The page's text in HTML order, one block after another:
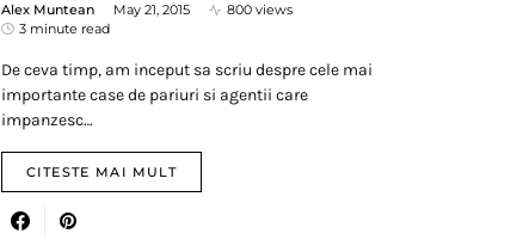
Alex Muntean May 21, 2015
800 views
3 minute read
De ceva timp, am inceput sa scriu despre cele mai
importante case de pariuri si agentii care
impanzesc…
CITESTE MAI MULT